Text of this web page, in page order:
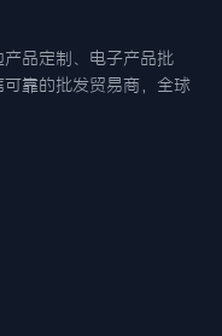
品定制、电子产品批
靠的批发贸易商，全球